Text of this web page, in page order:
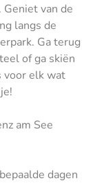
van de
langs de
Ga terug
of ga skiën
voor elk wat
am See
dagen